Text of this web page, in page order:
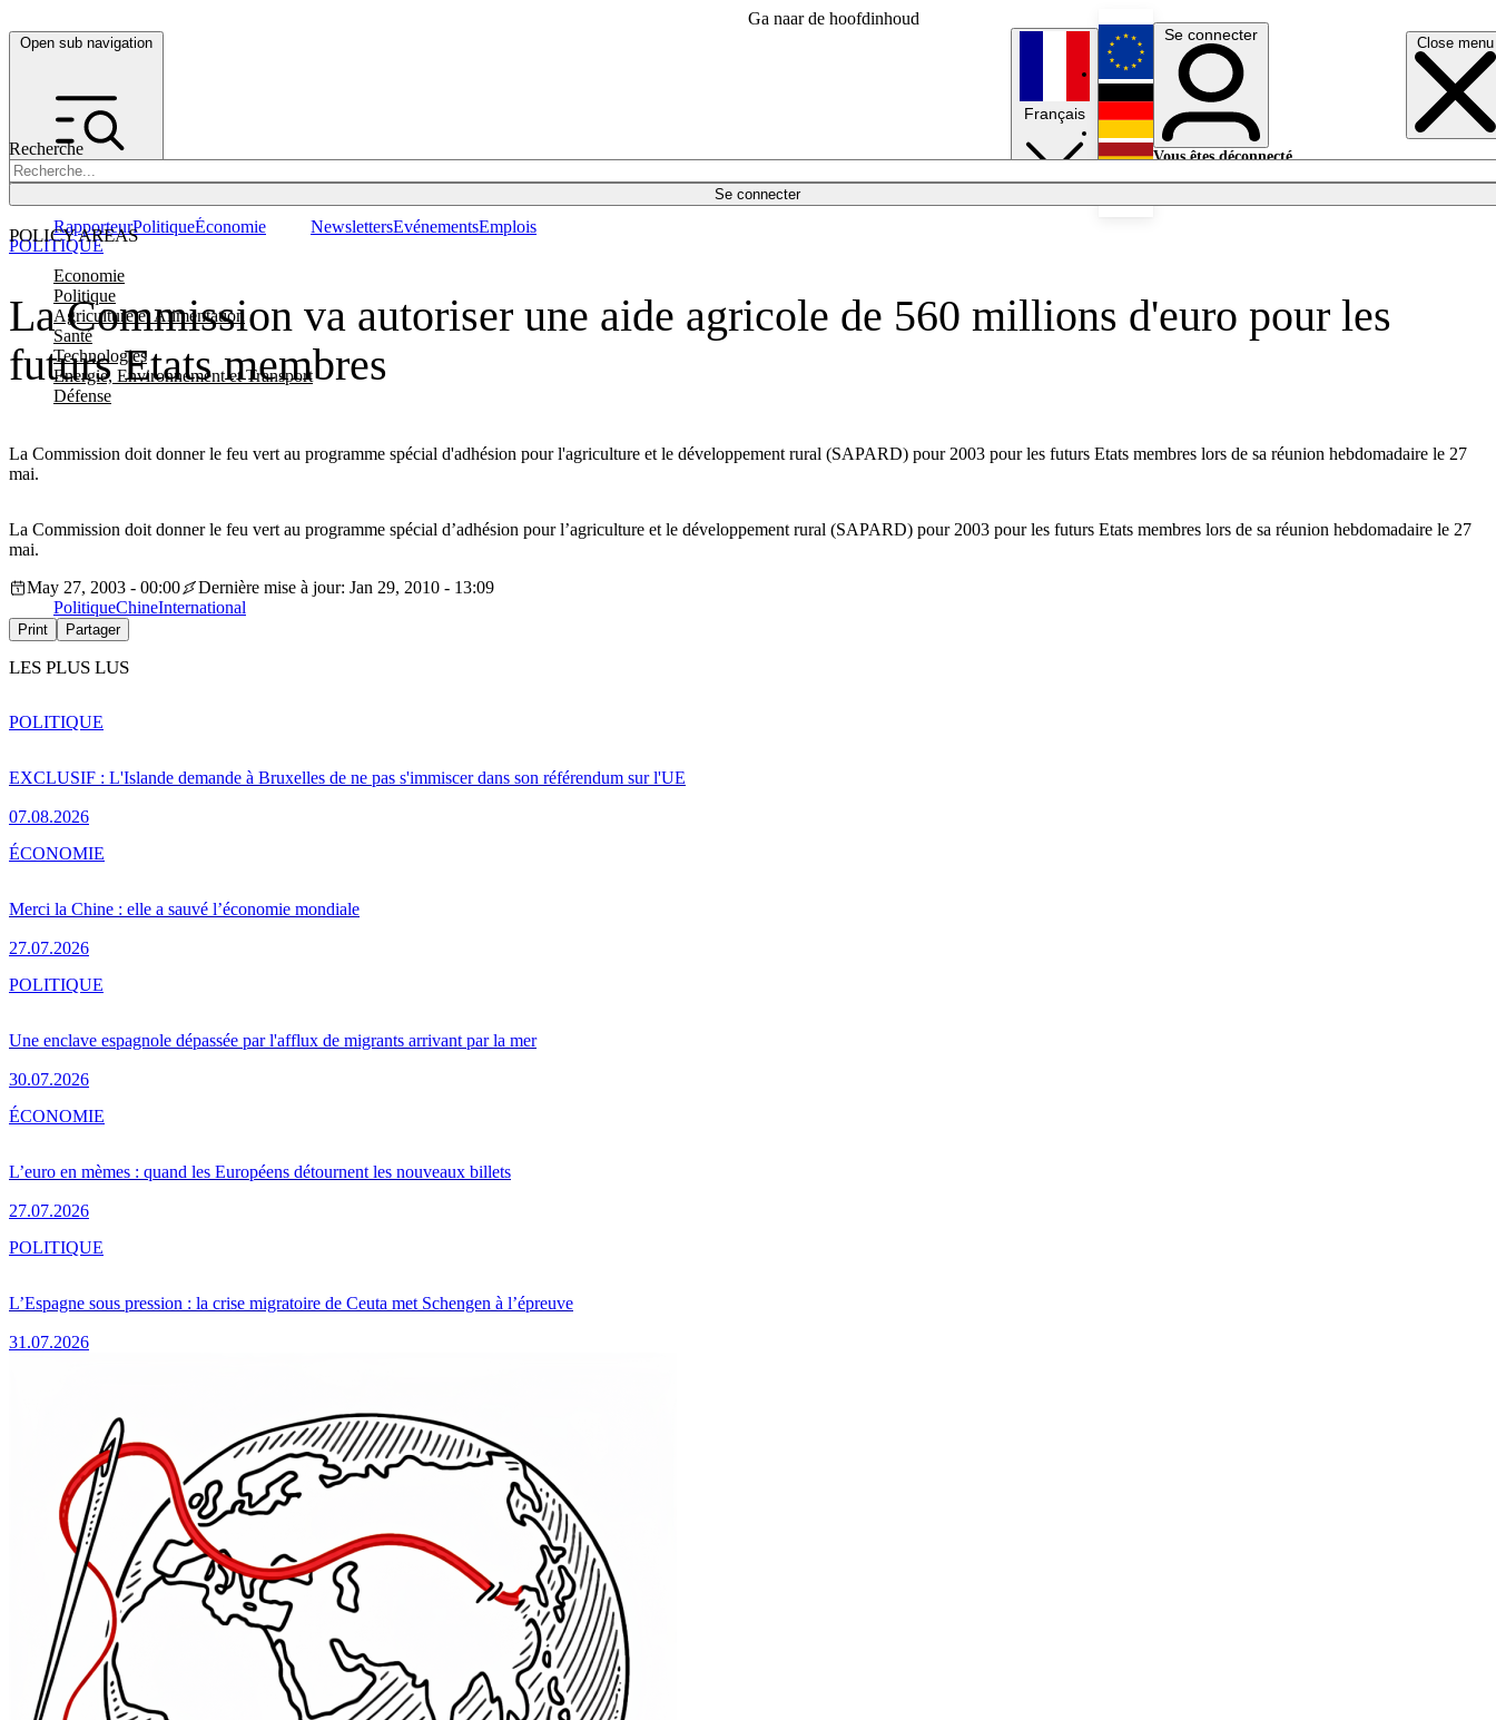
Ga naar de hoofdinhoud
Open sub navigation Close menu
Recherche
Se connecter
POLICY AREAS
Economie
Politique
Agriculture et Alimentation
Santé
Technologies
Energie, Environnement et Transport
Défense
RapporteurPolitiqueÉconomie NewslettersEvénementsEmplois
Français
English
Deutsch
Se connecter
Vous êtes déconnecté.
La Commission va autoriser une aide agricole de 560 millions d'euro pour les
futurs Etats membres
La Commission doit donner le feu vert au programme spécial d'adhésion pour l'agriculture et le développement rural (SAPARD) pour 2003 pour les futurs Etats membres lors de sa réunion hebdomadaire le 27
mai.
POLITIQUE
La Commission doit donner le feu vert au programme spécial d’adhésion pour l’agriculture et le développement rural (SAPARD) pour 2003 pour les futurs Etats membres lors de sa réunion hebdomadaire le 27
mai.
May 27, 2003 - 00:00
Dernière mise à jour: Jan 29, 2010 - 13:09
PolitiqueChineInternational
Print Partager
LES PLUS LUS
EXCLUSIF : L'Islande demande à Bruxelles de ne pas s'immiscer dans son référendum sur l'UE
07.08.2026
POLITIQUE
Merci la Chine : elle a sauvé l’économie mondiale
27.07.2026
ÉCONOMIE
Une enclave espagnole dépassée par l'afflux de migrants arrivant par la mer
30.07.2026
POLITIQUE
L’euro en mèmes : quand les Européens détournent les nouveaux billets
27.07.2026
ÉCONOMIE
L’Espagne sous pression : la crise migratoire de Ceuta met Schengen à l’épreuve
31.07.2026
POLITIQUE